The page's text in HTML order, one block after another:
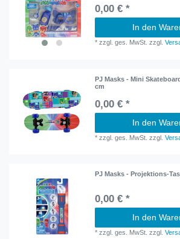
0,00 € *
In den
*zzgl. ges. MwSt. zzgl.
PJ Masks - Mini
cm
0,00 € *
In den
*zzgl. ges. MwSt. zzgl.
PJ Masks - Projektions-
0,00 € *
In den
*zzgl. ges. MwSt. zzgl.